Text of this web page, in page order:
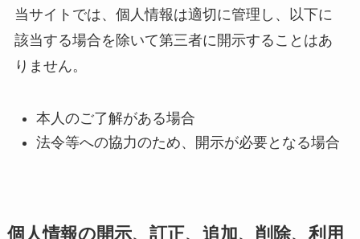
当サイトでは、個人情報は適切に管理し、以下に
該当する場合を除いて第三者に開示することはあ
りません。
本人のご了解がある場合
法令等への協力のため、開示が必要となる場合
個人情報の開示、訂正、追加、削除、利用